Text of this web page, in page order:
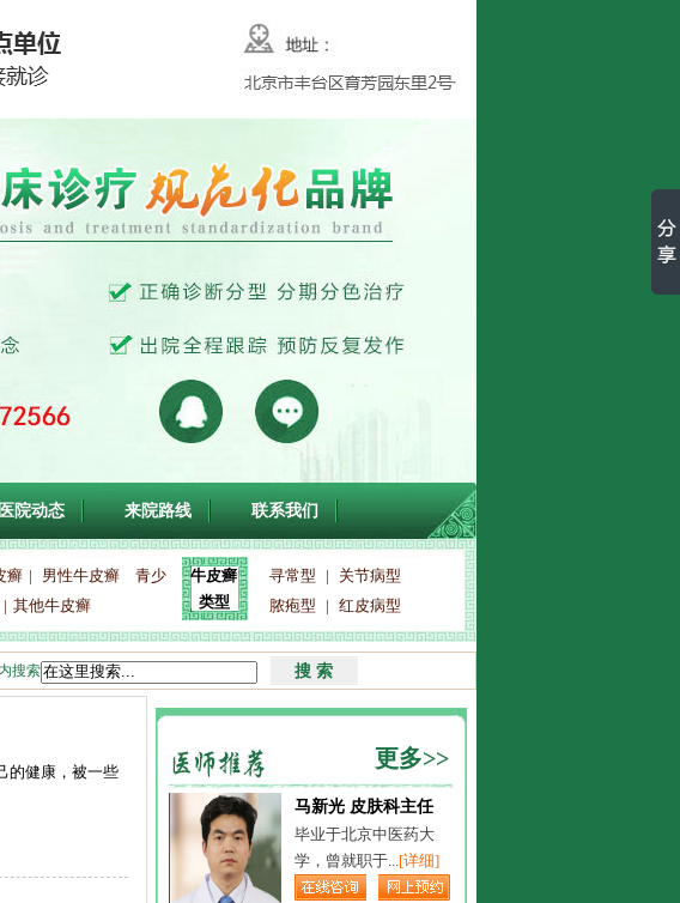
医院动态 来院路线 联系我们
癣 | 男性牛皮癣
青少
| 其他牛皮癣
牛皮癣
类型
寻常型 |
关节病型
脓疱型
| 红皮病型
搜索
的健康，被一些
更多>>
马新光 皮肤科主任
毕业于北京中医药大
学，曾就职于...[详细]